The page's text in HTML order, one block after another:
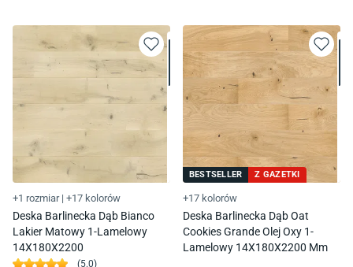
+1 rozmiar | +17 kolorów
Deska Barlinecka Dąb Bianco
Lakier Matowy 1-Lamelowy
14X180X2200
(5.0)
BESTSELLER Z GAZETKI
+17 kolorów
Deska Barlinecka Dąb Oat
Cookies Grande Olej Oxy 1-
Lamelowy 14X180X2200 Mm